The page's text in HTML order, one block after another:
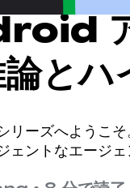
とハ
リーズへようこ
ェントなエージ